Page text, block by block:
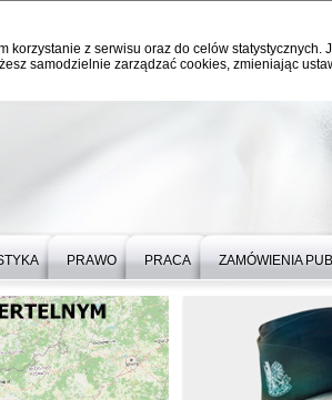
korzystanie z serwisu oraz do celów
samodzielnie zarządzać cookies, zmieniając
PRAWO PRACA ZAMÓWIENIA